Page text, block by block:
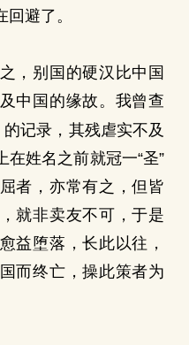
避了。
别国的硬汉比中国
中国的缘故。我曾查
的记录，其残虐实不及
姓名之前就冠一“圣”
者，亦常有之，但皆
就非卖友不可，于是
益堕落，长此以往，
而终亡，操此策者为